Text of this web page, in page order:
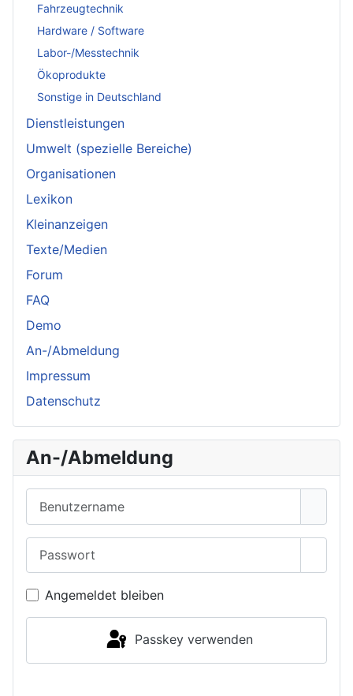
Fahrzeugtechnik
Hardware / Software
Labor-/Messtechnik
Ökoprodukte
Sonstige in Deutschland
Dienstleistungen
Umwelt (spezielle Bereiche)
Organisationen
Lexikon
Kleinanzeigen
Texte/Medien
Forum
FAQ
Demo
An-/Abmeldung
Impressum
Datenschutz
An-/Abmeldung
Angemeldet bleiben
Passkey verwenden